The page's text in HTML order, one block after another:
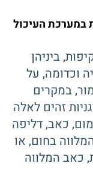
במערכת העיכול
ביניהן
וכדומה, על
במקרים
זהים לאלה
כאב, דליפה
בחום, או
כאב המלווה